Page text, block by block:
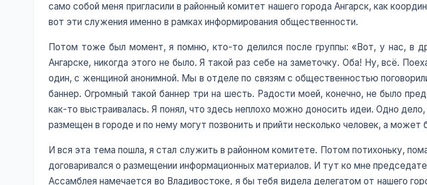
само собой меня пригласили в районный комитет нашего города Ангарск, как
вот эти служения именно в рамках информирования общественности.
Потом тоже был момент, я помню, кто-то делился после группы: «Вот, у нас, в
Ангарске, никогда этого не было. Я такой раз себе на заметочку. Оба! Ну, всё.
один, с женщиной анонимной. Мы в отделе по связям с общественностью
баннер. Огромный такой баннер три на шесть. Радости моей, конечно, не было
как-то выстраивалась. Я понял, что здесь неплохо можно доносить идеи. Одно
размещен в городе и по нему могут позвонить и прийти несколько человек, а
И вся эта тема пошла, я стал служить в районном комитете. Потом потихоньку,
договаривался о размещении информационных материалов. И тут ко мне
Ассамблея намечается во Владивостоке, я бы тебя видела делегатом от нашего